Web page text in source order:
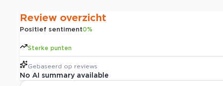
Review overzicht
Positief sentiment0%
Sterke punten
Gebaseerd op reviews
No AI summary available